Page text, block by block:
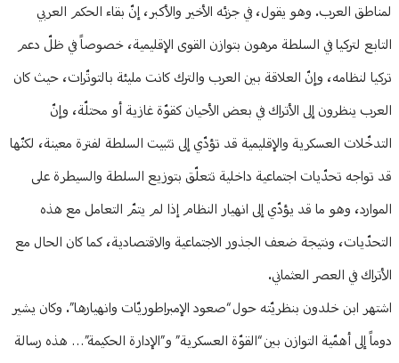
لمناطق العرب. وهو يقول، في جزئه الأخير والأكبر، إنّ بقاء الحكم العربي
التابع لتركيا في السلطة مرهون بتوازن القوى الإقليمية، خصوصاً في ظلّ دعم
تركيا لنظامه، وإنّ العلاقة بين العرب والترك كانت مليئة بالتوتّرات، حيث كان
العرب ينظرون إلى الأتراك في بعض الأحيان كقوّة غازية أو محتلّة، وإنّ
التدخّلات العسكرية والإقليمية قد تؤدّي إلى تثبيت السلطة لفترة معينة، لكنّها
قد تواجه تحدّيات اجتماعية داخلية تتعلّق بتوزيع السلطة والسيطرة على
الموارد، وهو ما قد يؤدّي إلى انهيار النظام إذا لم يتمّ التعامل مع هذه
التحدّيات، ونتيجة ضعف الجذور الاجتماعية والاقتصادية، كما كان الحال مع
الأتراك في العصر العثماني.
اشتهر ابن خلدون بنظريّته حول “صعود الإمبراطوريّات وانهيارها”. وكان يشير
دوماً إلى أهمّية التوازن بين “القوّة العسكرية” و”الإدارة الحكيمة”… هذه رسالة